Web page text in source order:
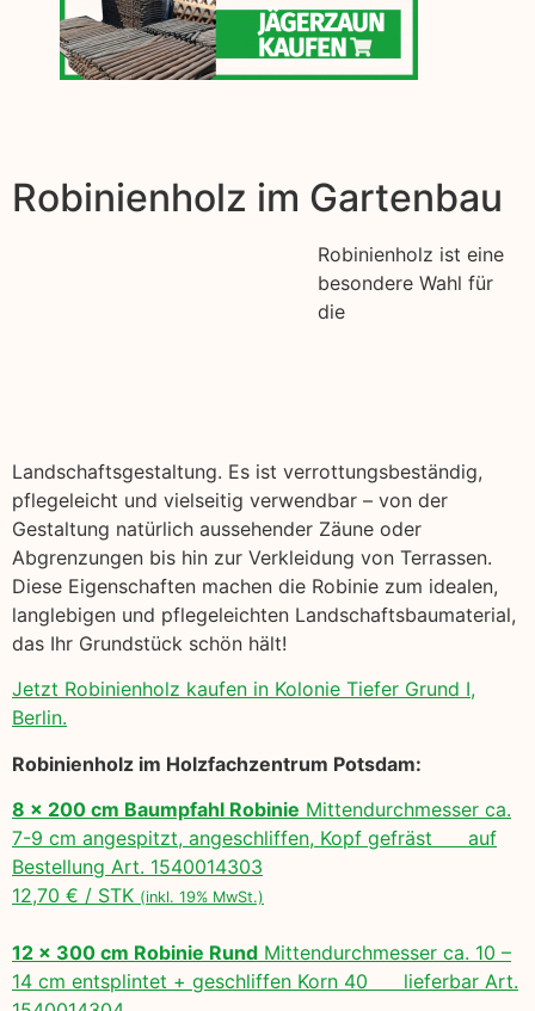
Robinienholz im Gartenbau
Robinienholz ist eine
besondere Wahl für
die
Landschaftsgestaltung. Es ist verrottungsbeständig,
pflegeleicht und vielseitig verwendbar – von der
Gestaltung natürlich aussehender Zäune oder
Abgrenzungen bis hin zur Verkleidung von Terrassen.
Diese Eigenschaften machen die Robinie zum idealen,
langlebigen und pflegeleichten Landschaftsbaumaterial,
das Ihr Grundstück schön hält!
Jetzt Robinienholz kaufen in Kolonie Tiefer Grund I,
Berlin.
Robinienholz im Holzfachzentrum Potsdam:
8 x 200 cm Baumpfahl Robinie Mittendurchmesser ca.
7-9 cm angespitzt, angeschliffen, Kopf gefräst auf
Bestellung Art. 1540014303
12,70 € / STK (inkl. 19% MwSt.)
12 x 300 cm Robinie Rund Mittendurchmesser ca. 10 –
14 cm entsplintet + geschliffen Korn 40 lieferbar Art.